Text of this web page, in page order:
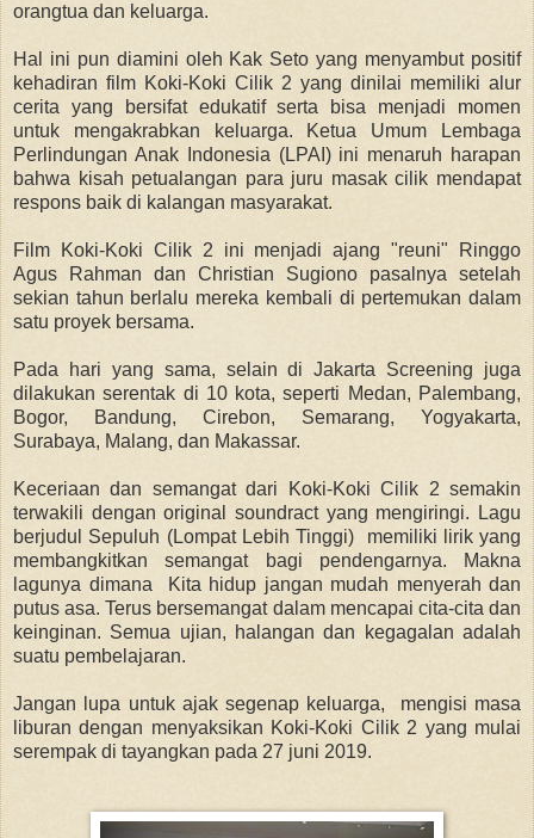
orangtua dan keluarga.
Hal ini pun diamini oleh Kak Seto yang menyambut positif
kehadiran film Koki-Koki Cilik 2 yang dinilai memiliki alur
cerita yang bersifat edukatif serta bisa menjadi momen
untuk mengakrabkan keluarga. Ketua Umum Lembaga
Perlindungan Anak Indonesia (LPAI) ini menaruh harapan
bahwa kisah petualangan para juru masak cilik mendapat
respons baik di kalangan masyarakat.
Film Koki-Koki Cilik 2 ini menjadi ajang "reuni" Ringgo
Agus Rahman dan Christian Sugiono pasalnya setelah
sekian tahun berlalu mereka kembali di pertemukan dalam
satu proyek bersama.
Pada hari yang sama, selain di Jakarta Screening juga
dilakukan serentak di 10 kota, seperti Medan, Palembang,
Bogor, Bandung, Cirebon, Semarang, Yogyakarta,
Surabaya, Malang, dan Makassar.
Keceriaan dan semangat dari Koki-Koki Cilik 2 semakin
terwakili dengan original soundract yang mengiringi. Lagu
berjudul Sepuluh (Lompat Lebih Tinggi) memiliki lirik yang
membangkitkan semangat bagi pendengarnya. Makna
lagunya dimana Kita hidup jangan mudah menyerah dan
putus asa. Terus bersemangat dalam mencapai cita-cita dan
keinginan. Semua ujian, halangan dan kegagalan adalah
suatu pembelajaran.
Jangan lupa untuk ajak segenap keluarga, mengisi masa
liburan dengan menyaksikan Koki-Koki Cilik 2 yang mulai
serempak di tayangkan pada 27 juni 2019.